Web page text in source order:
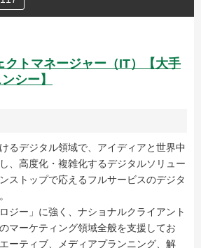
クトマネージャー（IT）【大手
シー】
るデジタル領域で、アイディアと世界中
、高度化・複雑化するデジタルソリュー
ストップで応えるフルサービスのデジタ
ジー」に強く、ナショナルクライアント
マーケティング領域全般を支援してお
ーティブ、メディアプランニング、解